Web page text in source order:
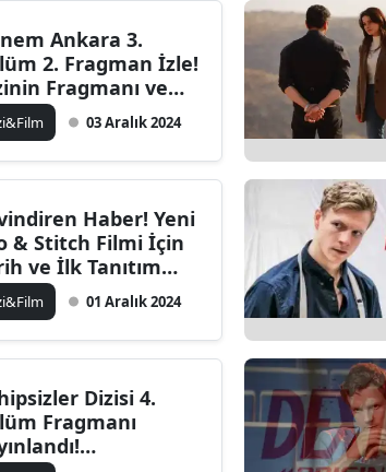
Ankara 3.
2. Fragman İzle!
Fragmanı ve
03 Aralık 2024
Haber! Yeni
& Stitch Filmi İçin
ve İlk Tanıtım
01 Aralık 2024
Dizisi 4.
Fragmanı